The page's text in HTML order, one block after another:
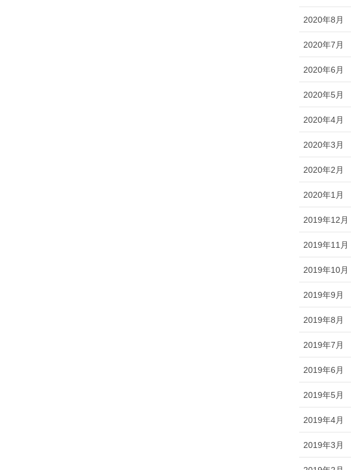
2020年8月
2020年7月
2020年6月
2020年5月
2020年4月
2020年3月
2020年2月
2020年1月
2019年12月
2019年11月
2019年10月
2019年9月
2019年8月
2019年7月
2019年6月
2019年5月
2019年4月
2019年3月